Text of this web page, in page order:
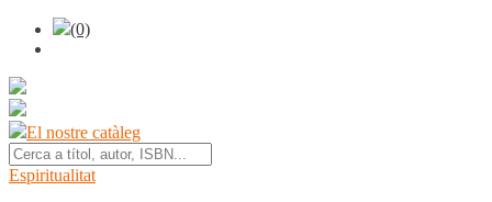
(0)
El nostre catàleg
Espiritualitat